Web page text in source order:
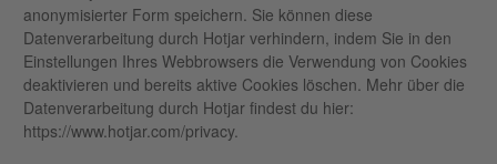
anonymisierter Form speichern. Sie können diese
Datenverarbeitung durch Hotjar verhindern, indem Sie in den
Einstellungen Ihres Webbrowsers die Verwendung von Cookies
deaktivieren und bereits aktive Cookies löschen. Mehr über die
Datenverarbeitung durch Hotjar findest du hier:
https://www.hotjar.com/privacy.